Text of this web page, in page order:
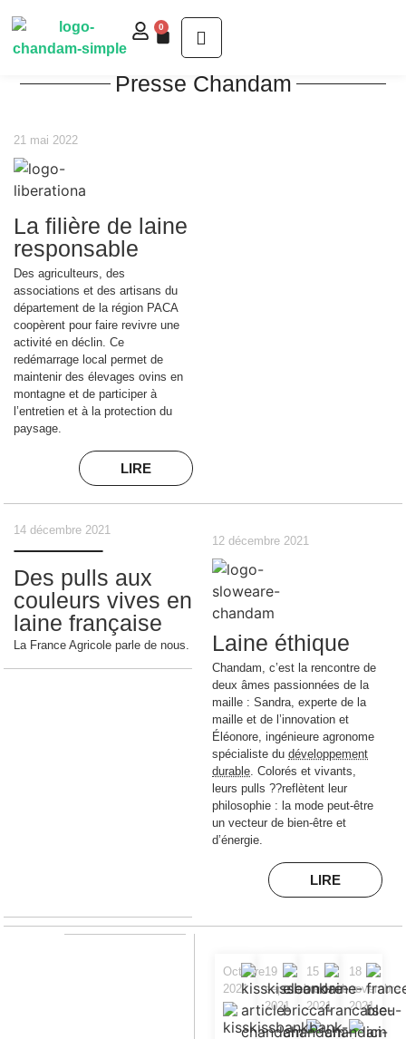
0
Presse Chandam
21 mai 2022
La filière de laine
responsable
Des agriculteurs, des
associations et des artisans du
département de la région PACA
coopèrent pour faire revivre une
activité en déclin. Ce
redémarrage local permet de
maintenir des élevages ovins en
montagne et de participer à
l’entretien et à la protection du
paysage.
LIRE
14 décembre 2021
Des pulls aux
couleurs vives en
laine française
La France Agricole parle de nous.
12 décembre 2021
Laine éthique
Chandam, c’est la rencontre de
deux âmes passionnées de la
maille : Sandra, experte de la
maille et de l’innovation et
Éléonore, ingénieure agronome
spécialiste dudéveloppement
durable. Colorés et vivants,
leurs pulls ??reflètent leur
philosophie : la mode peut-être
un vecteur de bien-être et
d’énergie.
LIRE
18
novembre
2021
15
novembre
2021
19
septembre
2021
Octobre
2021